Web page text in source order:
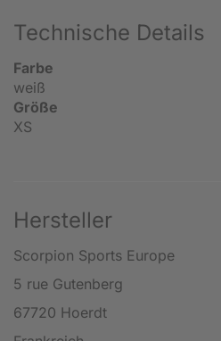
Technische Details
Farbe
weiß
Größe
XS
Hersteller
Scorpion Sports Europe
5 rue Gutenberg
67720 Hoerdt